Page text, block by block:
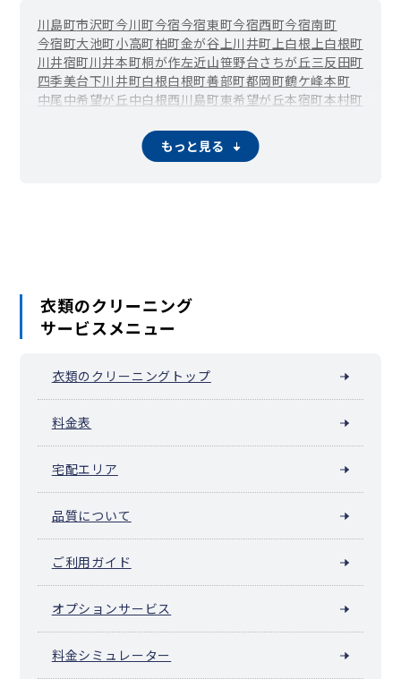
川島町市沢町今川町今宿今宿東町今宿西町今宿南町
今宿町大池町小高町柏町金が谷上川井町上白根上白根町
川井宿町川井本町桐が作左近山笹野台さちが丘三反田町
四季美台下川井町白根白根町善部町都岡町鶴ケ峰本町
中尾中希望が丘中白根西川島町東希望が丘本宿町本村町
もっと見る
衣類のクリーニング
サービスメニュー
衣類のクリーニングトップ
料金表
宅配エリア
品質について
ご利用ガイド
オプションサービス
料金シミュレーター